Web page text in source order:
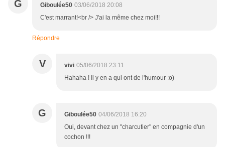
G Giboulée50 03/06/2018 20:08
C'est marrant!<br /> J'ai la même chez moi!!!
Répondre
V vivi 05/06/2018 23:11
Hahaha ! Il y en a qui ont de l'humour :o)
G Giboulée50 04/06/2018 16:20
Oui, devant chez un "charcutier" en compagnie d'un
cochon !!!